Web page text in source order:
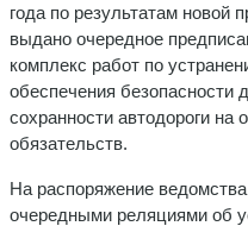
года по результатам новой
выдано очередное
комплекс работ по
обеспечения безопасности
сохранности автодороги на
обязательств.
На распоряжение
очередными реляциями об